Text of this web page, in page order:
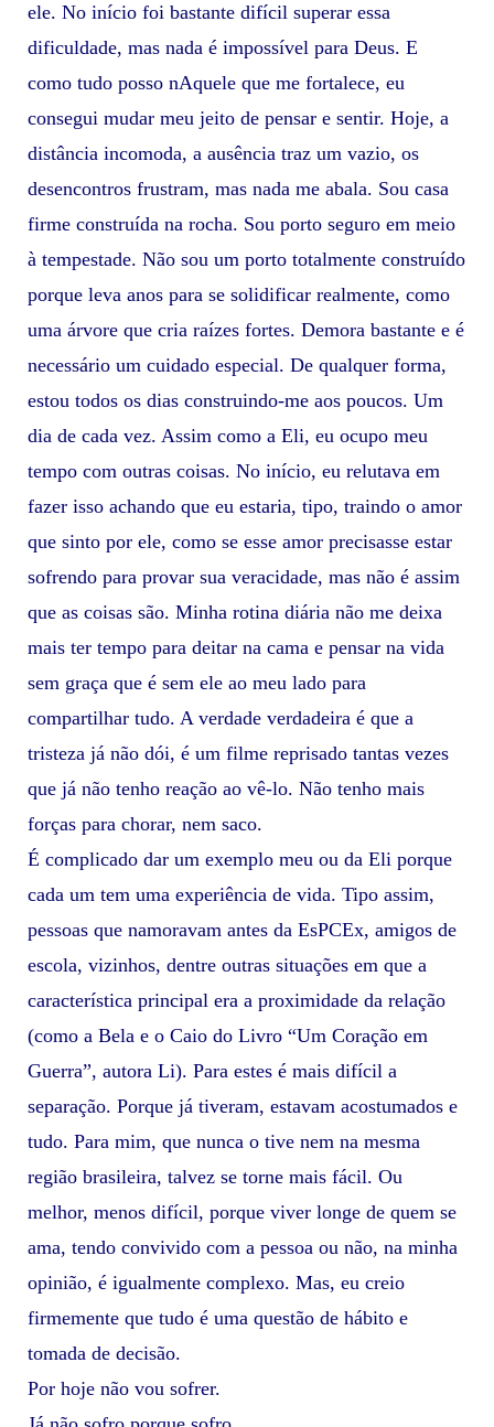
ele. No início foi bastante difícil superar essa
dificuldade, mas nada é impossível para Deus. E
como tudo posso nAquele que me fortalece, eu
consegui mudar meu jeito de pensar e sentir. Hoje, a
distância incomoda, a ausência traz um vazio, os
desencontros frustram, mas nada me abala. Sou casa
firme construída na rocha. Sou porto seguro em meio
à tempestade. Não sou um porto totalmente construído
porque leva anos para se solidificar realmente, como
uma árvore que cria raízes fortes. Demora bastante e é
necessário um cuidado especial. De qualquer forma,
estou todos os dias construindo-me aos poucos. Um
dia de cada vez. Assim como a Eli, eu ocupo meu
tempo com outras coisas. No início, eu relutava em
fazer isso achando que eu estaria, tipo, traindo o amor
que sinto por ele, como se esse amor precisasse estar
sofrendo para provar sua veracidade, mas não é assim
que as coisas são. Minha rotina diária não me deixa
mais ter tempo para deitar na cama e pensar na vida
sem graça que é sem ele ao meu lado para
compartilhar tudo. A verdade verdadeira é que a
tristeza já não dói, é um filme reprisado tantas vezes
que já não tenho reação ao vê-lo. Não tenho mais
forças para chorar, nem saco.
É complicado dar um exemplo meu ou da Eli porque
cada um tem uma experiência de vida. Tipo assim,
pessoas que namoravam antes da EsPCEx, amigos de
escola, vizinhos, dentre outras situações em que a
característica principal era a proximidade da relação
(como a Bela e o Caio do Livro “Um Coração em
Guerra”, autora Li). Para estes é mais difícil a
separação. Porque já tiveram, estavam acostumados e
tudo. Para mim, que nunca o tive nem na mesma
região brasileira, talvez se torne mais fácil. Ou
melhor, menos difícil, porque viver longe de quem se
ama, tendo convivido com a pessoa ou não, na minha
opinião, é igualmente complexo. Mas, eu creio
firmemente que tudo é uma questão de hábito e
tomada de decisão.
Por hoje não vou sofrer.